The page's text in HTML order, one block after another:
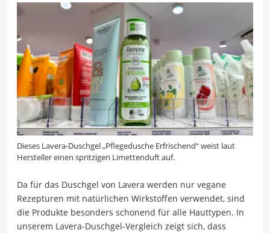
Dieses Lavera-Duschgel „Pflegedusche Erfrischend“ weist laut
Hersteller einen spritzigen Limettenduft auf.
Da für das Duschgel von Lavera werden nur vegane
Rezepturen mit natürlichen Wirkstoffen verwendet, sind
die Produkte besonders schonend für alle Hauttypen. In
unserem Lavera-Duschgel-Vergleich zeigt sich, dass